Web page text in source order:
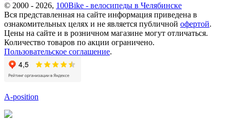
© 2000 - 2026, 100Bike - велосипеды в Челябинске
Вся представленная на сайте информация приведена в
ознакомительных целях и не является публичной офертой.
Цены на сайте и в розничном магазине могут отличаться.
Количество товаров по акции ограничено.
Пользовательское соглашение.
A-position